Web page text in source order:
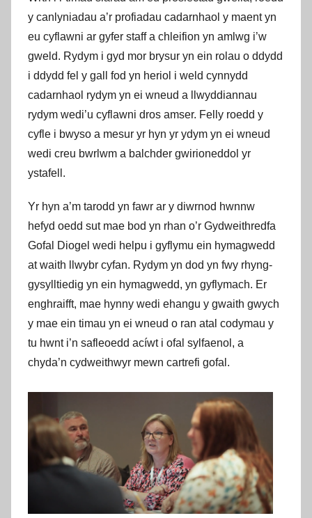
y canlyniadau a’r profiadau cadarnhaol y maent yn
eu cyflawni ar gyfer staff a chleifion yn amlwg i’w
gweld. Rydym i gyd mor brysur yn ein rolau o ddydd
i ddydd fel y gall fod yn heriol i weld cynnydd
cadarnhaol rydym yn ei wneud a llwyddiannau
rydym wedi’u cyflawni dros amser. Felly roedd y
cyfle i bwyso a mesur yr hyn yr ydym yn ei wneud
wedi creu bwrlwm a balchder gwirioneddol yr
ystafell.
Yr hyn a’m tarodd yn fawr ar y diwrnod hwnnw
hefyd oedd sut mae bod yn rhan o’r Gydweithredfa
Gofal Diogel wedi helpu i gyflymu ein hymagwedd
at waith llwybr cyfan. Rydym yn dod yn fwy rhyng-
gysylltiedig yn ein hymagwedd, yn gyflymach. Er
enghraifft, mae hynny wedi ehangu y gwaith gwych
y mae ein timau yn ei wneud o ran atal codymau y
tu hwnt i’n safleoedd acíwt i ofal sylfaenol, a
chyda’n cydweithwyr mewn cartrefi gofal.